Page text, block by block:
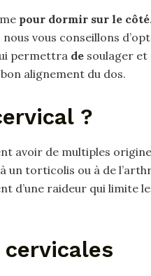
pour dormir sur le côté
vous conseillons
permettra de soulager et
alignement du dos.
?
avoir de multiples
un torticolis ou à de
d’une raideur qui limite